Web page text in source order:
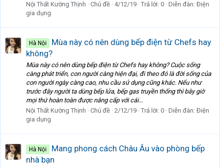
Nội Thất Kường Thịnh
Chủ đề 4/12/19 Trả lời: 0 Diễn đàn: Điện
gia dụng
Hà Nội
Mùa này có nên dùng bếp điện từ Chefs hay
không?
Mùa này có nên dùng bếp điện từ Chefs hay không? Cuộc sống
càng phát triển, con người càng hiện đại, đi theo đó là đời sống của
con người ngày càng cao, nhu cầu sử dụng cũng khác. Nếu như
trước đây người ta dùng bếp lửa, bếp gas truyền thống thì bây giờ
mọi thứ hoàn toàn được nâng cấp với cái...
Nội Thất Kường Thịnh
Chủ đề 2/12/19 Trả lời: 0 Diễn đàn: Điện
gia dụng
Hà Nội
Mang phong cách Châu Âu vào phòng bếp
nhà bạn